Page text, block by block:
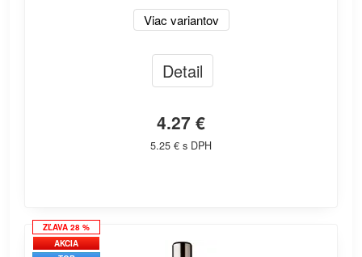
Viac variantov
Detail
4.27 €
5.25 € s DPH
ZĽAVA 28 %
AKCIA